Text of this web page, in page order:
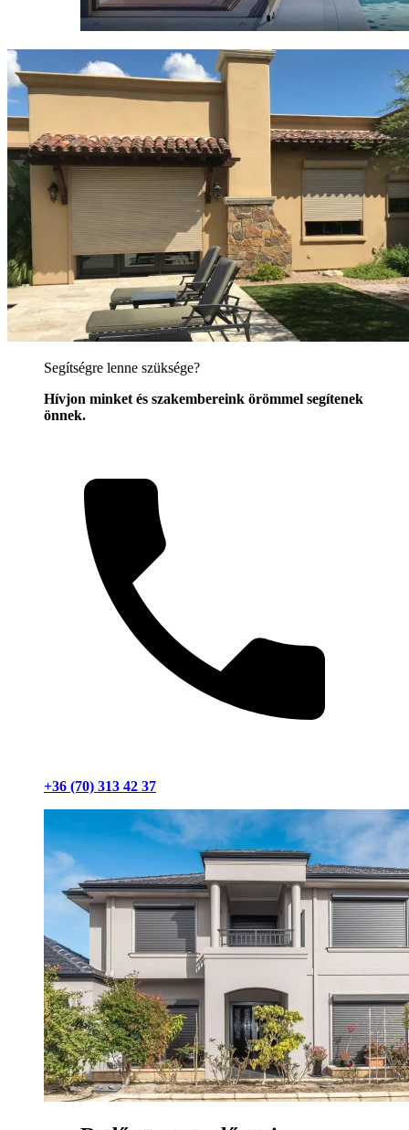
Segítségre lenne szüksége?
Hívjon minket és szakembereink örömmel segítenek
önnek.
+36 (70) 313 42 37